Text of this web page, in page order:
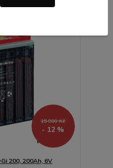
15 900 Kč
- 12 %
200, 200Ah, 6V